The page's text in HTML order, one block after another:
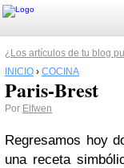
¿Los artículos de tu blog
INICIO › COCINA
Paris-Brest
Por Elfwen
Regresamos hoy
una receta